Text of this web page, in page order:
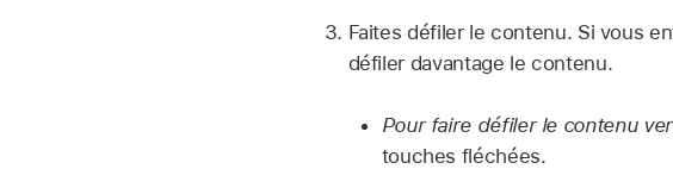
Faites défiler le contenu. Si vous
défiler davantage le contenu.
Pour faire défiler le contenu
touches fléchées.